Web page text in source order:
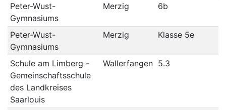
Peter-Wust-
Gymnasiums
Merzig 6b
Peter-Wust-
Gymnasiums
Merzig Klasse 5e
Schule am Limberg -
Gemeinschaftsschule
des Landkreises
Saarlouis
Wallerfangen 5.3